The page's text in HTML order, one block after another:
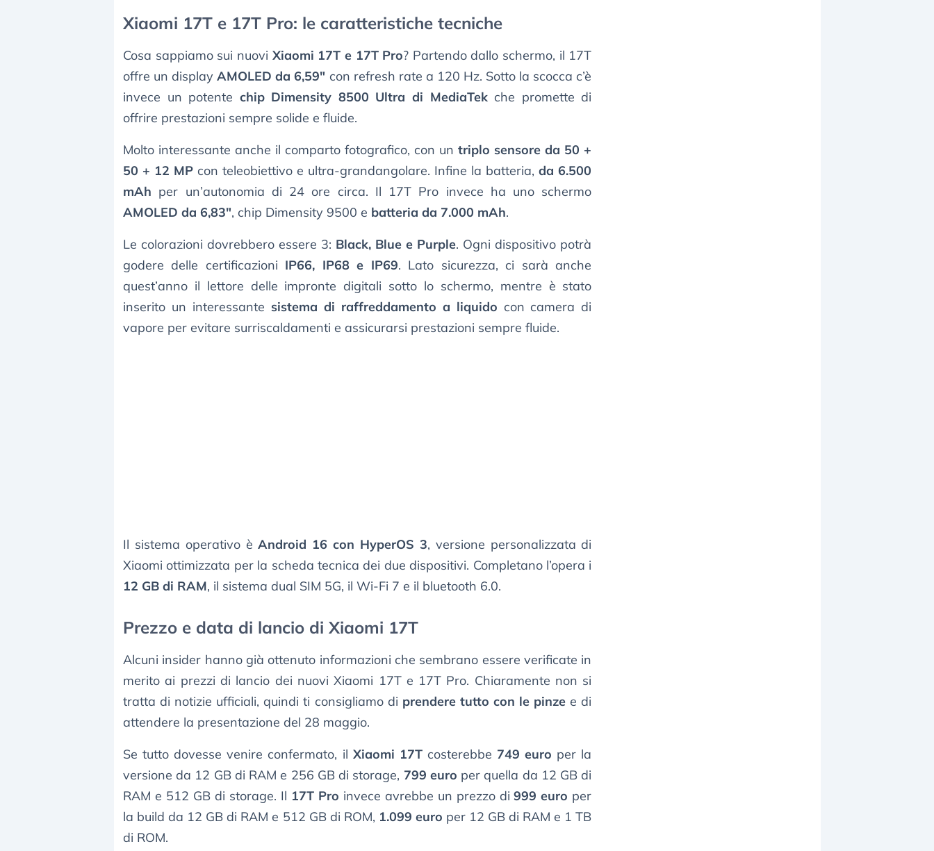
Xiaomi 17T e 17T Pro: le caratteristiche tecniche
Cosa sappiamo sui nuovi Xiaomi 17T e 17T Pro? Partendo dallo schermo, il 17T
offre un displayAMOLED da 6,59" con refresh rate a 120 Hz. Sotto la scocca c’è
invece un potente chip Dimensity 8500 Ultra di MediaTekche promette di
offrire prestazioni sempre solide e fluide.
Molto interessante anche il comparto fotografico, con untriplo sensore da 50 +
50 + 12 MP con teleobiettivo e ultra-grandangolare. Infine la batteria,da 6.500
mAh per un’autonomia di 24 ore circa. Il 17T Pro invece ha uno schermo
AMOLED da 6,83", chip Dimensity 9500 e batteria da 7.000 mAh.
Le colorazioni dovrebbero essere 3: Black, Blue e Purple. Ogni dispositivo potrà
godere delle certificazioni IP66, IP68 e IP69. Lato sicurezza, ci sarà anche
quest’anno il lettore delle impronte digitali sotto lo schermo, mentre è stato
inserito un interessante sistema di raffreddamento a liquido con camera di
vapore per evitare surriscaldamenti e assicurarsi prestazioni sempre fluide.
Il sistema operativo èAndroid 16 con HyperOS 3, versione personalizzata di
Xiaomi ottimizzata per la scheda tecnica dei due dispositivi. Completano l’opera i
12 GB di RAM, il sistema dual SIM 5G, il Wi-Fi 7 e il bluetooth 6.0.
Prezzo e data di lancio di Xiaomi 17T
Alcuni insider hanno già ottenuto informazioni che sembrano essere verificate in
merito ai prezzi di lancio dei nuovi Xiaomi 17T e 17T Pro. Chiaramente non si
tratta di notizie ufficiali, quindi ti consigliamo di prendere tutto con le pinze e di
attendere la presentazione del 28 maggio.
Se tutto dovesse venire confermato, il Xiaomi 17Tcosterebbe 749 euro per la
versione da 12 GB di RAM e 256 GB di storage, 799 euro per quella da 12 GB di
RAM e 512 GB di storage. Il 17T Pro invece avrebbe un prezzo di999 euro per
la build da 12 GB di RAM e 512 GB di ROM, 1.099 euro per 12 GB di RAM e 1 TB
di ROM.